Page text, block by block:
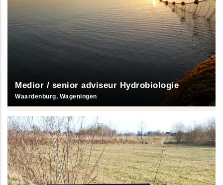
Medior / senior adviseur Hydrobiologie
Waardenburg, Wageningen